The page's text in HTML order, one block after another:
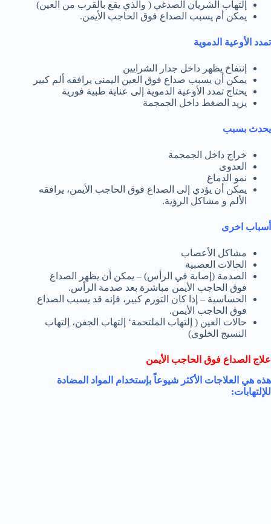
إلتهاب الشريان الصدغي ( والذي يقع بالقرب من العين)
يمكن أم يسبب الصداع فوق الحاجب الأيمن.
تمدد الأوعية الدموية
إنتفاخ يظهر داخل جدار الشرايين
يمكن أن يسبب صداع فوق العين اليمنى يرافقه ألم كبير
يحتاج تمدد الأوعية الدموية إلى عناية طبية فورية
يزيد الضغط داخل الجمجمة
يحدث بسبب
خراج داخل الجمجمة
العدوى
نمو الدماغ
يمكن أن يؤدي إلى الصداع فوق الحاجب الأيمن، يرافقه
الألم و مشاكل الرؤية.
أسباب اخرى
مشاكل الأعصاب
الحالات العصبية
الصدمة (إصابة في الرأس) – يمكن أن يظهر الصداع
فوق الحاجب الأيمن مباشرة بعد صدمة الرأس.
الحساسية – إذا كان التورم كبير، فإنه قد يسبب الصداع
فوق الحاجب الأيمن.
حالات العين ( إلتهاب الملتحمة‘ إلتهاب الجفن، إلتهاب
النسيج الخلوي)
علاج الصداع فوق الحاجب الأيمن
هذه هي العلاجات الأكثر شيوعاً بإستخدام المواد المضادة
للإلتهابات: